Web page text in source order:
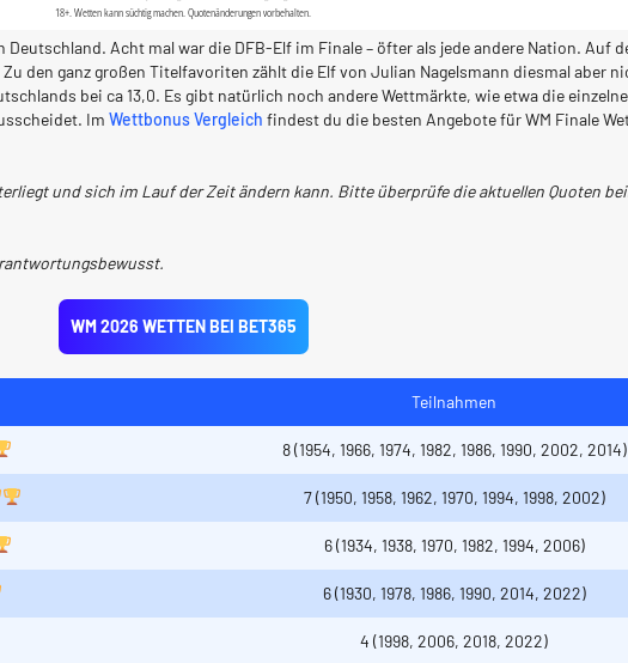
Acht mal war die DFB-Elf im Finale – öfter als jede andere Nation. Auf
den ganz großen Titelfavoriten zählt die Elf von Julian Nagelsmann diesmal aber
bei ca 13,0. Es gibt natürlich noch andere Wettmärkte, wie etwa die
Im Wettbonus Vergleich findest du die besten Angebote für WM Finale
und sich im Lauf der Zeit ändern kann. Bitte überprüfe die aktuellen Quoten
WM 2026 WETTEN BEI BET365
Teilnahmen
8 (1954, 1966, 1974, 1982, 1986, 1990, 2002, 2014)
7 (1950, 1958, 1962, 1970, 1994, 1998, 2002)
6 (1934, 1938, 1970, 1982, 1994, 2006)
6 (1930, 1978, 1986, 1990, 2014, 2022)
4 (1998, 2006, 2018, 2022)